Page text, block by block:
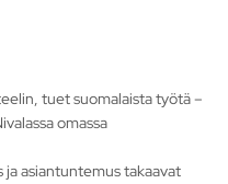
tuet suomalaista työtä –
omassa
ja asiantuntemus takaavat